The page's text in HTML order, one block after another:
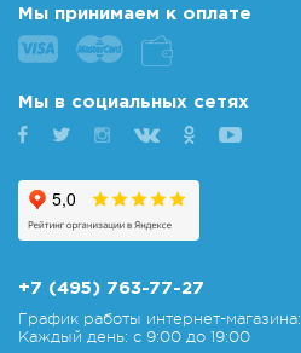
Мы принимаем к оплате
Мы в социальных сетях
+7 (495) 763-77-27
График работы интернет-магазина:
Каждый день: с 9:00 до 19:00